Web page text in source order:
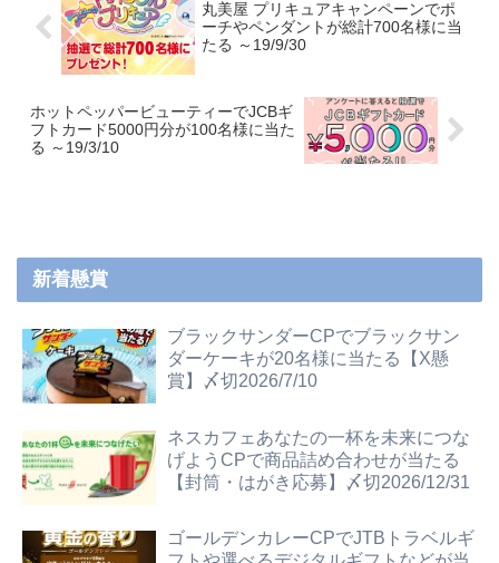
丸美屋 プリキュアキャンペーンでポ
ーチやペンダントが総計700名様に当
たる ～19/9/30
ホットペッパービューティーでJCBギ
フトカード5000円分が100名様に当た
る ～19/3/10
新着懸賞
ブラックサンダーCPでブラックサン
ダーケーキが20名様に当たる【X懸
賞】〆切2026/7/10
ネスカフェあなたの一杯を未来につな
げようCPで商品詰め合わせが当たる
【封筒・はがき応募】〆切2026/12/31
ゴールデンカレーCPでJTBトラベルギ